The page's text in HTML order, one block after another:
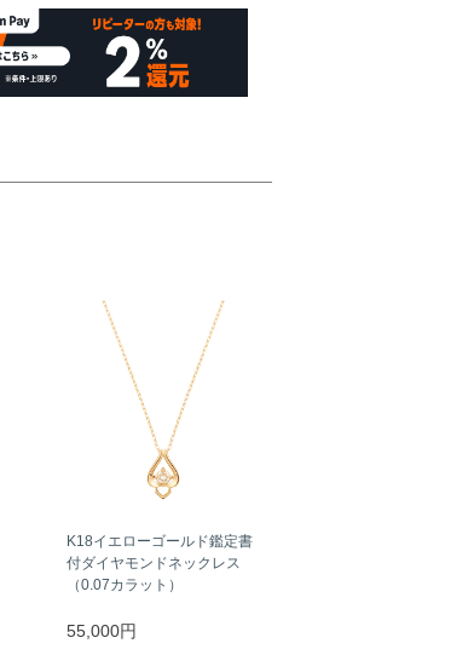
K18イエローゴールド鑑定書
付ダイヤモンドネックレス
（0.07カラット）
55,000円